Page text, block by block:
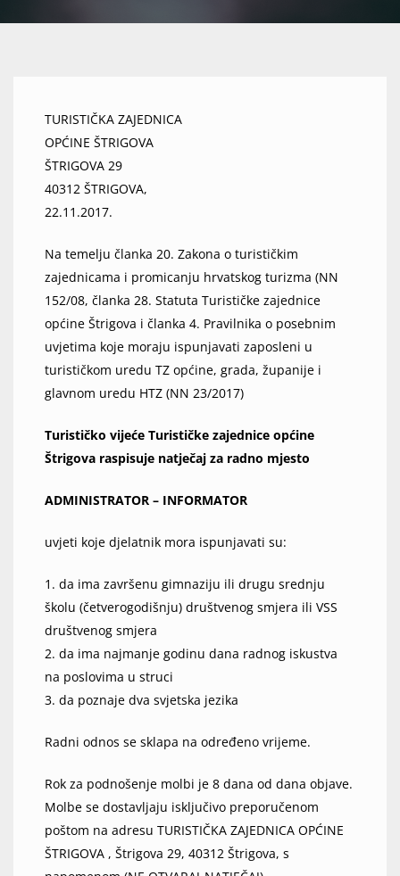
TURISTIČKA ZAJEDNICA
OPĆINE ŠTRIGOVA
ŠTRIGOVA 29
40312 ŠTRIGOVA,
22.11.2017.
Na temelju članka 20. Zakona o turističkim
zajednicama i promicanju hrvatskog turizma (NN
152/08, članka 28. Statuta Turističke zajednice
općine Štrigova i članka 4. Pravilnika o posebnim
uvjetima koje moraju ispunjavati zaposleni u
turističkom uredu TZ općine, grada, županije i
glavnom uredu HTZ (NN 23/2017)
Turističko vijeće Turističke zajednice općine
Štrigova raspisuje natječaj za radno mjesto
ADMINISTRATOR – INFORMATOR
uvjeti koje djelatnik mora ispunjavati su:
1. da ima završenu gimnaziju ili drugu srednju
školu (četverogodišnju) društvenog smjera ili VSS
društvenog smjera
2. da ima najmanje godinu dana radnog iskustva
na poslovima u struci
3. da poznaje dva svjetska jezika
Radni odnos se sklapa na određeno vrijeme.
Rok za podnošenje molbi je 8 dana od dana objave.
Molbe se dostavljaju isključivo preporučenom
poštom na adresu TURISTIČKA ZAJEDNICA OPĆINE
ŠTRIGOVA , Štrigova 29, 40312 Štrigova, s